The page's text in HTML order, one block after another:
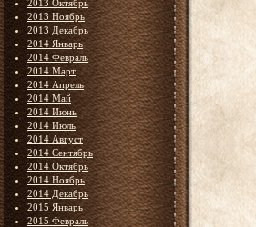
2013 Октябрь
2013 Ноябрь
2013 Декабрь
2014 Январь
2014 Февраль
2014 Март
2014 Апрель
2014 Май
2014 Июнь
2014 Июль
2014 Август
2014 Сентябрь
2014 Октябрь
2014 Ноябрь
2014 Декабрь
2015 Январь
2015 Февраль